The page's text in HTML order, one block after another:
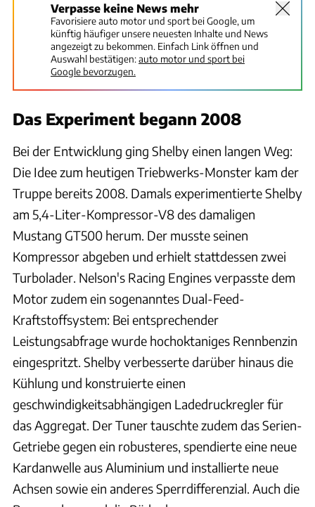
Verpasse keine News mehr
Favorisiere auto motor und sport bei Google, um
künftig häufiger unsere neuesten Inhalte und News
angezeigt zu bekommen. Einfach Link öffnen und
Auswahl bestätigen:auto motor und sport bei
Google bevorzugen.
Das Experiment begann 2008
Bei der Entwicklung ging Shelby einen langen Weg:
Die Idee zum heutigen Triebwerks-Monster kam der
Truppe bereits 2008. Damals experimentierte Shelby
am 5,4-Liter-Kompressor-V8 des damaligen
Mustang GT500 herum. Der musste seinen
Kompressor abgeben und erhielt stattdessen zwei
Turbolader. Nelson's Racing Engines verpasste dem
Motor zudem ein sogenanntes Dual-Feed-
Kraftstoffsystem: Bei entsprechender
Leistungsabfrage wurde hochoktaniges Rennbenzin
eingespritzt. Shelby verbesserte darüber hinaus die
Kühlung und konstruierte einen
geschwindigkeitsabhängigen Ladedruckregler für
das Aggregat. Der Tuner tauschte zudem das Serien-
Getriebe gegen ein robusteres, spendierte eine neue
Kardanwelle aus Aluminium und installierte neue
Achsen sowie ein anderes Sperrdifferenzial. Auch die